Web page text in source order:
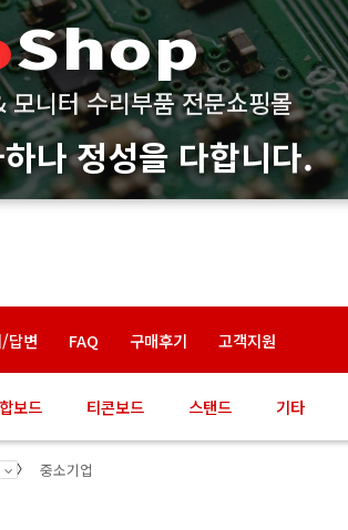
Shop
니터 수리부품 전문쇼핑몰
나 정성을 다합니다.
답변 FAQ 구매후기 고객지원
보드 티콘보드 스탠드 기타
중소기업